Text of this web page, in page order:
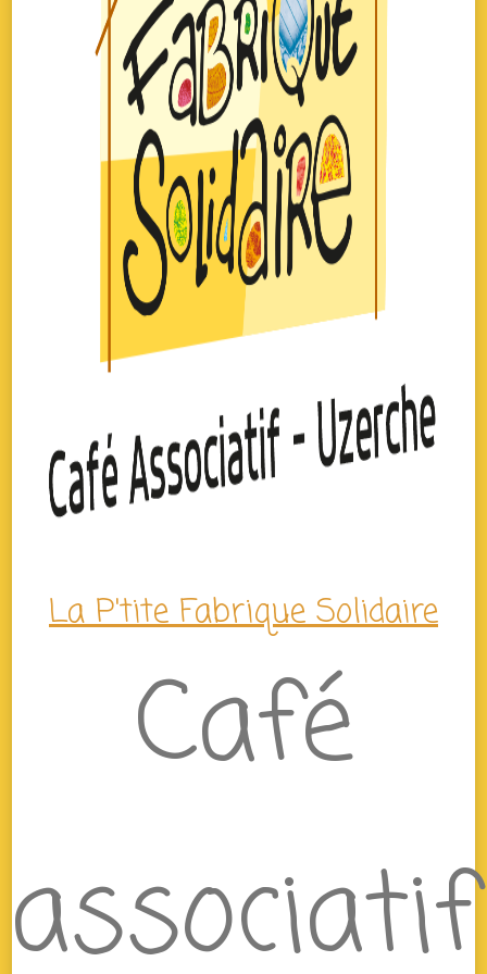
La P'tite Fabrique Solidaire
Café
associatif